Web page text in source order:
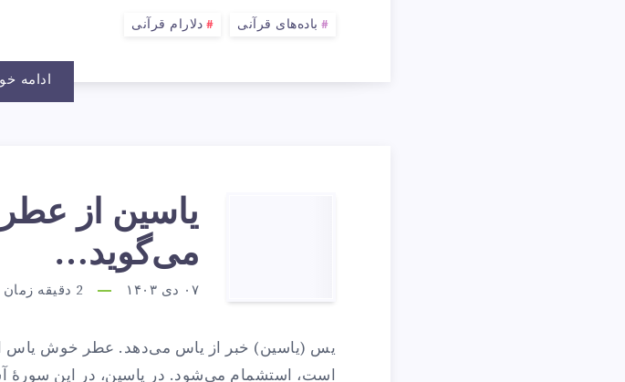
پروازِ
انسانی
باده‌های قرآنی دلارام قرآنی
ادامه
یاسین
از
یاسین از
می‌گوید…
۰۷ دی ۱۴۰۳ 2 دقیقه
یس (یاسین) خبر از یاس می‌دهد. عطر خوش یاس
است، استشمام می‌شود. در یاسین، در این سورهٔ